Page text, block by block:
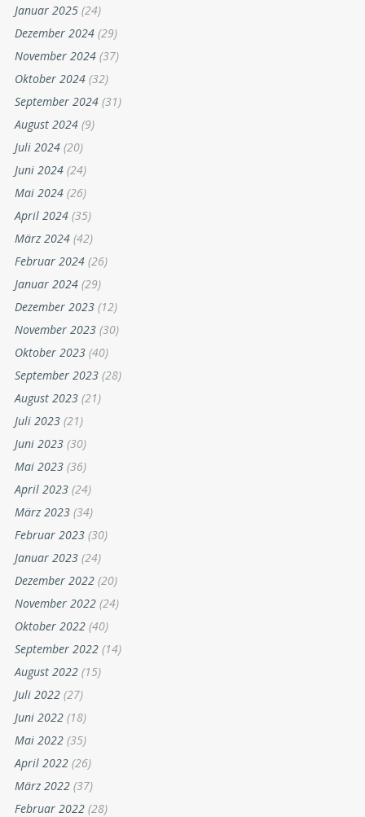
Januar 2025 (24)
Dezember 2024 (29)
November 2024 (37)
Oktober 2024 (32)
September 2024 (31)
August 2024 (9)
Juli 2024 (20)
Juni 2024 (24)
Mai 2024 (26)
April 2024 (35)
März 2024 (42)
Februar 2024 (26)
Januar 2024 (29)
Dezember 2023 (12)
November 2023 (30)
Oktober 2023 (40)
September 2023 (28)
August 2023 (21)
Juli 2023 (21)
Juni 2023 (30)
Mai 2023 (36)
April 2023 (24)
März 2023 (34)
Februar 2023 (30)
Januar 2023 (24)
Dezember 2022 (20)
November 2022 (24)
Oktober 2022 (40)
September 2022 (14)
August 2022 (15)
Juli 2022 (27)
Juni 2022 (18)
Mai 2022 (35)
April 2022 (26)
März 2022 (37)
Februar 2022 (28)